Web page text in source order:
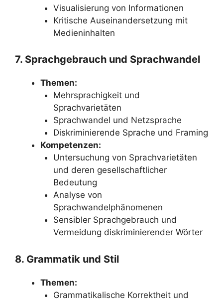
Visualisierung von Informationen
Kritische Auseinandersetzung mit
Medieninhalten
7. Sprachgebrauch und Sprachwandel
Themen:
Mehrsprachigkeit und
Sprachvarietäten
Sprachwandel und Netzsprache
Diskriminierende Sprache und Framing
Kompetenzen:
Untersuchung von Sprachvarietäten
und deren gesellschaftlicher
Bedeutung
Analyse von
Sprachwandelphänomenen
Sensibler Sprachgebrauch und
Vermeidung diskriminierender Wörter
8. Grammatik und Stil
Themen:
Grammatikalische Korrektheit und